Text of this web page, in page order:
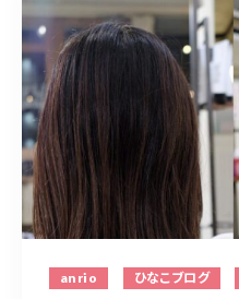
anrio ひなこブログ